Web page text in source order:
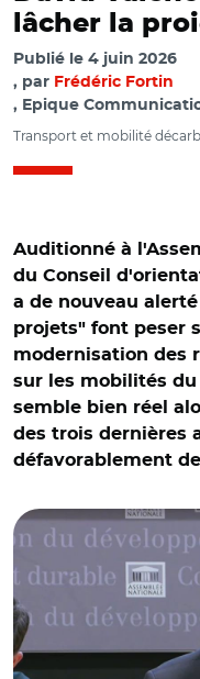
lâcher la
Publié le 4 juin 2026
par Frédéric Fortin
, Epique
Transport et mobilité
Auditionné à
du Conseil
a de nouveau
projets" font peser
modernisation des
sur les mobilités
semble bien réel
des trois dernières
défavorablement
© Capture vidéo
Valence, président du
infrastructures, sur les